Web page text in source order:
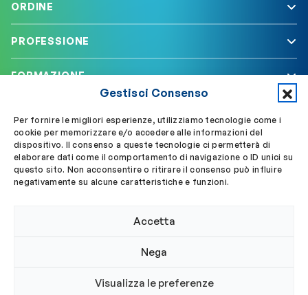
Gestisci Consenso
Per fornire le migliori esperienze, utilizziamo tecnologie come i
cookie per memorizzare e/o accedere alle informazioni del
dispositivo. Il consenso a queste tecnologie ci permetterà di
elaborare dati come il comportamento di navigazione o ID unici su
questo sito. Non acconsentire o ritirare il consenso può influire
negativamente su alcune caratteristiche e funzioni.
Accetta
Nega
Visualizza le preferenze
ORDINE
PROFESSIONE
FORMAZIONE
Segui OBLA su Accedi a My OBLA
Cookie policy